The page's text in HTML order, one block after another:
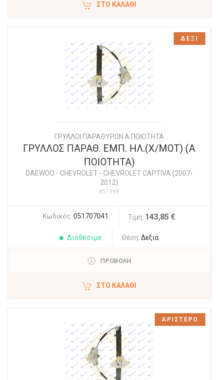
ΣΤΟ ΚΑΛΆΘΙ
ΓΡΥΛΛΟΙ ΠΑΡΑΘΥΡΩΝ Α ΠΟΙΟΤΗΤΑ
ΓΡΥΛΛΟΣ ΠΑΡΑΘ. ΕΜΠ. ΗΛ.(Χ/ΜΟΤ) (Α
ΠΟΙΟΤΗΤΑ)
DAEWOO - CHEVROLET- CHEVROLET CAPTIVA (2007-
2012)
#51998
Κωδικός: 051707041 Τιμή: 143,85 €
Διαθέσιμο Θέση: Δεξιά
ΠΡΟΒΟΛΗ
ΣΤΟ ΚΑΛΆΘΙ
ΔΕΞΙ
ΑΡΙΣΤΕΡΟ